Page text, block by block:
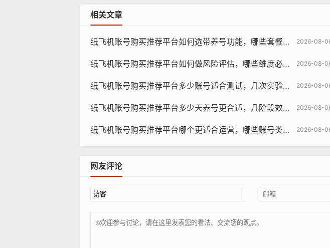
相关文章
2026-08-
纸飞机账号购买推荐平台如何选带养号功能，哪些套餐含哪些服务与为何值得
2026-08-
纸飞机账号购买推荐平台如何做风险评估，哪些维度必须考虑与策略清单
2026-08-
纸飞机账号购买推荐平台多少账号适合测试，几次实验更有效与方法清单
2026-08-
纸飞机账号购买推荐平台多少天养号更合适，几阶段效果如何与预测研究
2026-08-
纸飞机账号购买推荐平台哪个更适合运营，哪些账号类型最好与指南学习
网友评论